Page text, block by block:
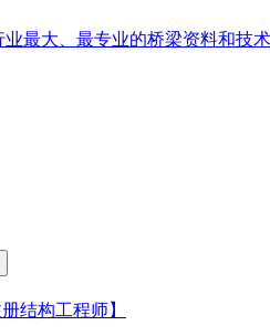
册结构工程师】